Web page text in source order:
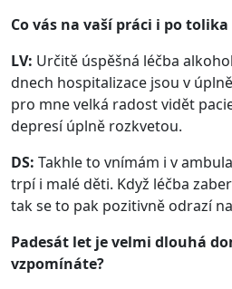
Co vás na vaší práci i po
LV: Určitě úspěšná léčba
dnech hospitalizace jsou v
pro mne velká radost vidět
depresí úplně rozkvetou.
DS: Takhle to vnímám i v
trpí i malé děti. Když léčba
tak se to pak pozitivně odrazí
Padesát let je velmi dlouhá
vzpomínáte?